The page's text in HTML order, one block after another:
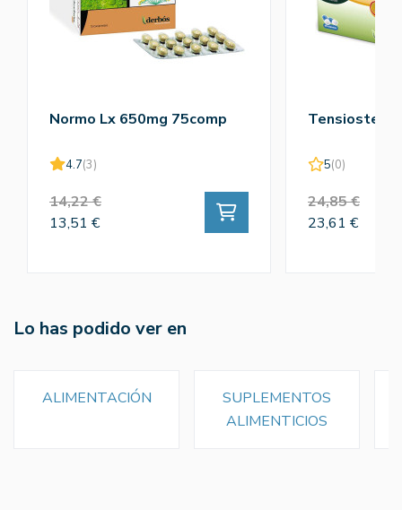
Normo Lx 650mg 75comp
4.7(3)
14,22 €
13,51 €
Tensiostend
5(0)
24,85 €
23,61 €
Lo has podido ver en
ALIMENTACIÓN
SUPLEMENTOS
ALIMENTICIOS